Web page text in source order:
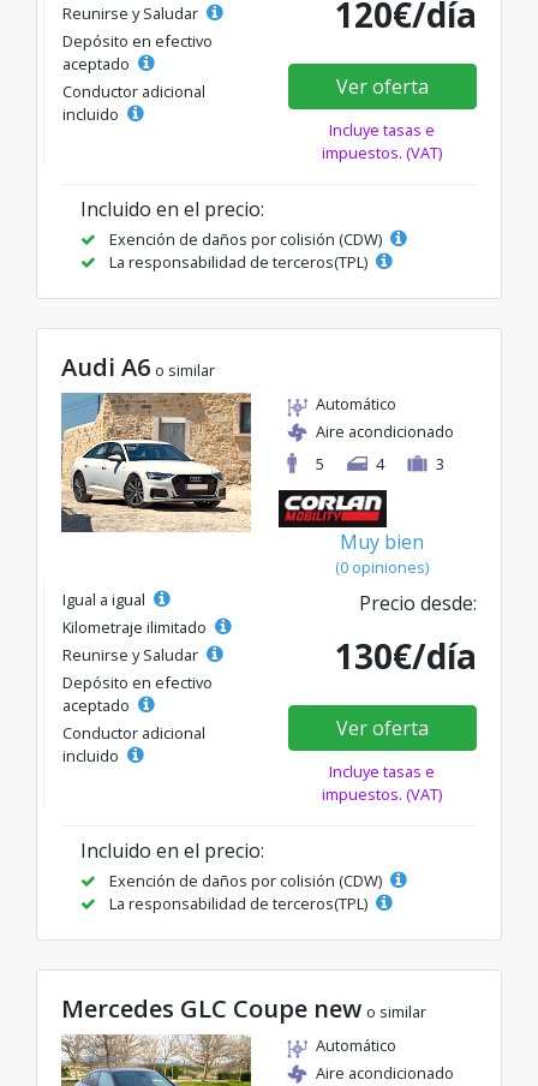
Reunirse y Saludar
Depósito en efectivo
aceptado
Conductor adicional
incluido
120€/día
Ver oferta
Incluye tasas e
impuestos. (VAT)
Incluido en el precio:
Exención de daños por colisión (CDW)
La responsabilidad de terceros(TPL)
Audi A6 o similar
Automático
Aire acondicionado
5
4 3
Muy bien
(0 opiniones)
Igual a igual
Kilometraje ilimitado
Reunirse y Saludar
Depósito en efectivo
aceptado
Conductor adicional
incluido
Precio desde:
130€/día
Ver oferta
Incluye tasas e
impuestos. (VAT)
Incluido en el precio:
Exención de daños por colisión (CDW)
La responsabilidad de terceros(TPL)
Mercedes GLC Coupe new o similar
Automático
Aire acondicionado